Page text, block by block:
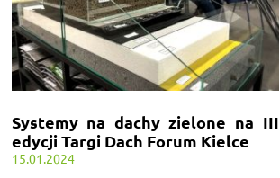
Systemy na dachy zielone na III
edycji Targi Dach Forum Kielce
15.01.2024